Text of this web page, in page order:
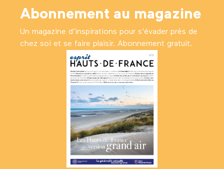
Abonnement au magazine
Un magazine d’inspirations pour s'évader près de
chez soi et se faire plaisir. Abonnement gratuit.